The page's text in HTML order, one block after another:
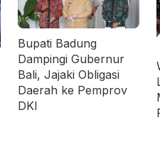
Bupati Badung
Dampingi Gubernur
Bali, Jajaki Obligasi
Daerah ke Pemprov
DKI